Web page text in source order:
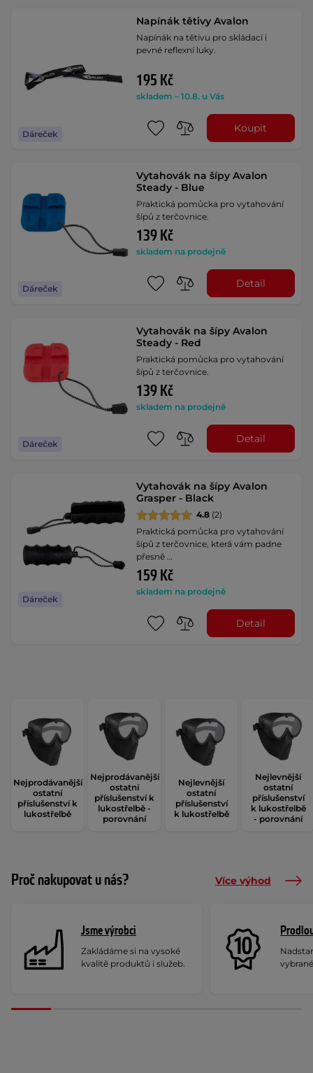
Dáreček
Napínák tětivy Avalon
Napínák na tětivu pro skládací i
pevné reflexní luky.
195 Kč
skladem – 10.8. u Vás
Koupit
Dáreček
Vytahovák na šípy Avalon
Steady - Blue
Praktická pomůcka pro vytahování
šípů z terčovnice.
139 Kč
skladem na prodejně
Detail
Dáreček
Vytahovák na šípy Avalon
Steady - Red
Praktická pomůcka pro vytahování
šípů z terčovnice.
139 Kč
skladem na prodejně
Detail
Dáreček
Vytahovák na šípy Avalon
Grasper - Black
4.8 (2)
Praktická pomůcka pro vytahování
šípů z terčovnice, která vám padne
přesně …
159 Kč
skladem na prodejně
Detail
Nejprodávanější
ostatní
příslušenství k
lukostřelbě
Nejprodávanější
ostatní
příslušenství k
lukostřelbě -
porovnání
Nejlevnější
ostatní
příslušenství
k lukostřelbě
Nejlevnější
ostatní
příslušenství
k lukostřelbě
- porovnání
Proč nakupovat u nás? Více výhod
Jsme výrobci
Zakládáme si na vysoké
kvalitě produktů i služeb.